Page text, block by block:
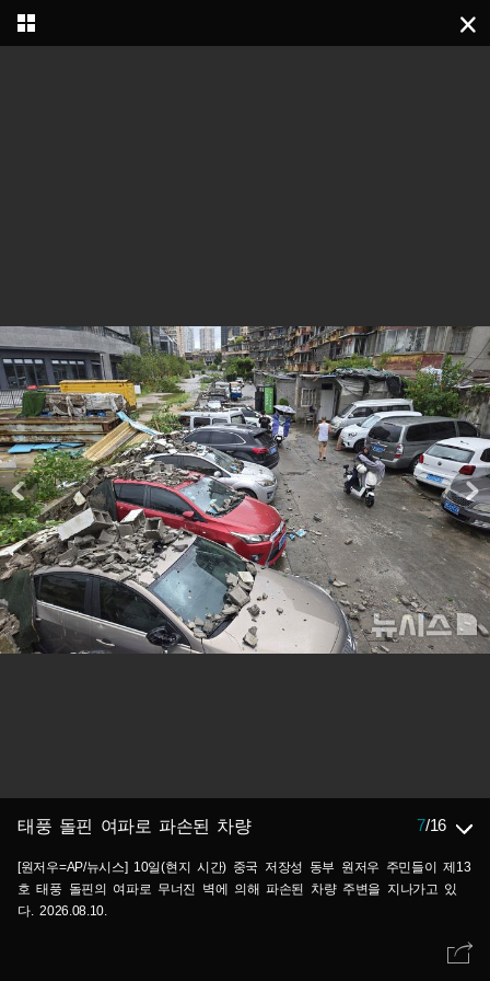
태풍 돌핀 여파로 파손된 차량 7/16
[원저우=AP/뉴시스] 10일(현지 시간) 중국 저장성 동부 원저우 주민들이 제13
호 태풍 돌핀의 여파로 무너진 벽에 의해 파손된 차량 주변을 지나가고 있
다. 2026.08.10.